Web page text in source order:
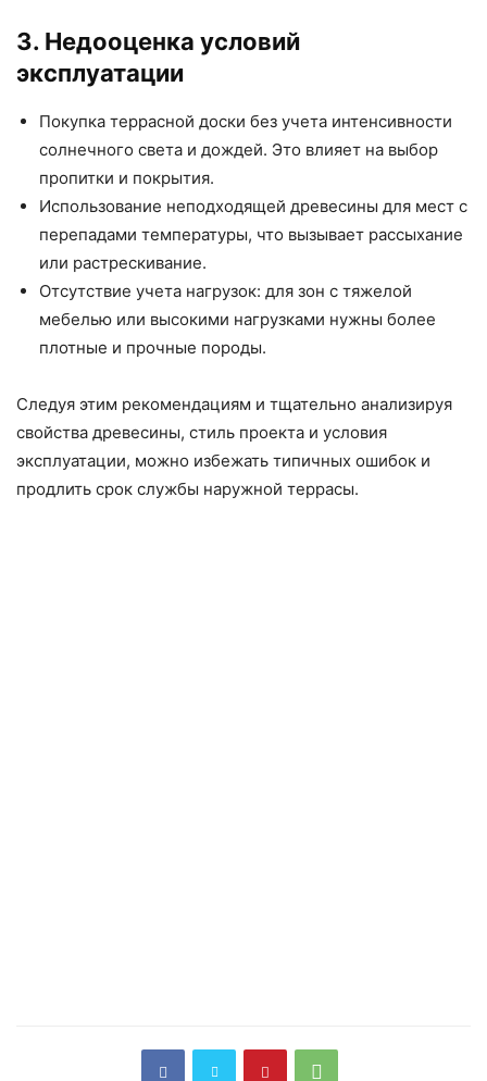
3. Недооценка условий
эксплуатации
Покупка террасной доски без учета интенсивности
солнечного света и дождей. Это влияет на выбор
пропитки и покрытия.
Использование неподходящей древесины для мест с
перепадами температуры, что вызывает рассыхание
или растрескивание.
Отсутствие учета нагрузок: для зон с тяжелой
мебелью или высокими нагрузками нужны более
плотные и прочные породы.
Следуя этим рекомендациям и тщательно анализируя
свойства древесины, стиль проекта и условия
эксплуатации, можно избежать типичных ошибок и
продлить срок службы наружной террасы.